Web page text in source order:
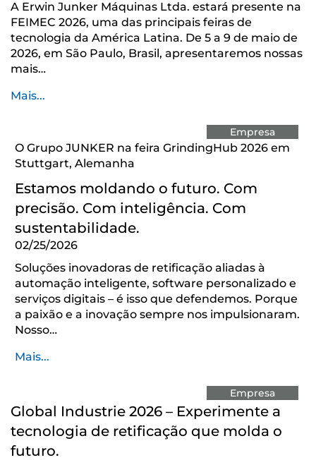
A Erwin Junker Máquinas Ltda. estará presente na
FEIMEC 2026, uma das principais feiras de
tecnologia da América Latina. De 5 a 9 de maio de
2026, em São Paulo, Brasil, apresentaremos nossas
mais…
Mais...
Empresa
O Grupo JUNKER na feira GrindingHub 2026 em
Stuttgart, Alemanha
Estamos moldando o futuro. Com
precisão. Com inteligência. Com
sustentabilidade.
02/25/2026
Soluções inovadoras de retificação aliadas à
automação inteligente, software personalizado e
serviços digitais – é isso que defendemos. Porque
a paixão e a inovação sempre nos impulsionaram.
Nosso…
Mais...
Empresa
Global Industrie 2026 – Experimente a
tecnologia de retificação que molda o
futuro.